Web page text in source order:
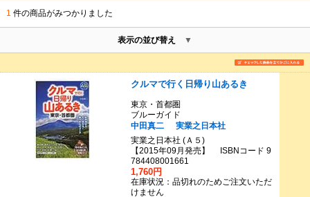
1 件の商品がみつかりました
表示の並び替え
クルマで行く日帰り山あるき
東京・首都圏
ブルーガイド
中田真二
実業之日本社
実業之日本社 (Ａ５)
【2015年09月発売】 ISBNコード 9
784408001661
1,760円
在庫状況：品切れのためご注文いただ
けません